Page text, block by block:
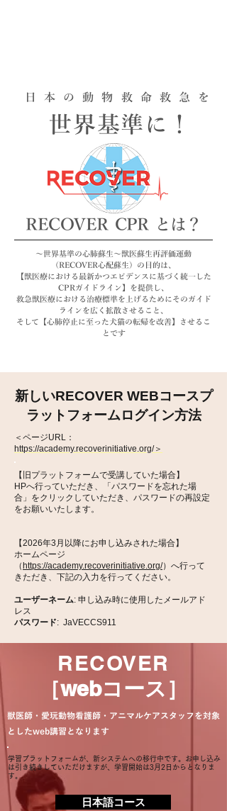
日本の動物救命救急を
世界基準に！
RECOVER CPR とは？
～世界基準の心肺蘇生～獣医蘇生再評価運動
（RECOVER心配蘇生）の目的は、
【獣医療における最新かつエビデンスに基づく統一した
CPRガイドライン】を提供し、
救急獣医療における治療標準を上げるためにそのガイド
ラインを広く拡散させること、
そして【心肺停止に至った犬猫の転帰を改善】させるこ
とです
新しいRECOVER WEBコースプ
ラットフォームログイン方法
＜ページURL：
https://academy.recoverinitiative.org/＞
【旧プラットフォームで受講していた場合】
HPへ行っていただき、「パスワードを忘れた場
合」をクリックしていただき、パスワードの再設定
をお願いいたします。
【2026年3月以降にお申し込みされた場合】
ホームページ
（ https://academy.recoverinitiative.org/）へ行って
きただき、下記の入力を行ってください。
ユーザーネーム: 申し込み時に使用したメールアド
レス
パスワード: JaVECCS911
RECOVER
​［webコース］
獣医師・愛玩動物看護師・アニマルケアスタッフを対象
としたweb講習となります
学習プラットフォームが、新システムへの移行中 です。​ ​お申し込み
は引き続きしていただけますが、 学習開始は3月2日からとなりま
す。
日本語コース